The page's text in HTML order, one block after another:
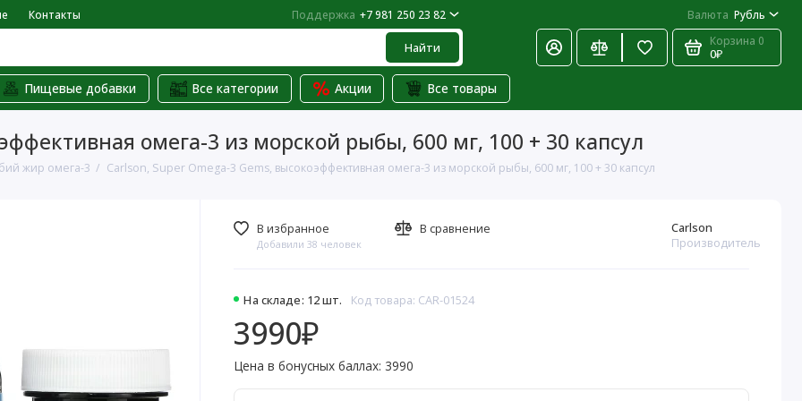
Контакты Поддержка +7 981 250 23 82 Валюта Рубль
Найти Корзина 0
0₽
Пищевые добавки Все категории Акции Все товары
омега-3 из морской рыбы, 600 мг, 100 + 30 капсул
жир омега-3 Carlson, Super Omega-3 Gems, высокоэффективная омега-3 из морской рыбы, 600 мг, 100 + 30 капсул
На складе: 12 шт. Код товара: CAR-01524
Carlson
Производитель
3990₽
Цена в бонусных баллах: 3990
В избранное
Добавили 38 человек
В сравнение